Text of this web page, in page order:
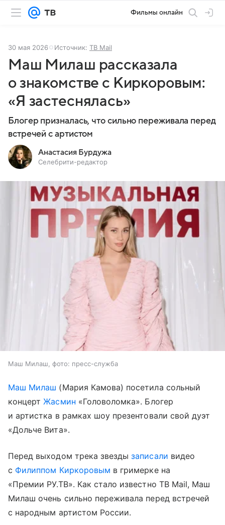
Фильмы онлайн
30 мая 2026 Источник: ТВ Mail
Маш Милаш рассказала
о знакомстве с Киркоровым:
«Я застеснялась»
Блогер призналась, что сильно переживала перед
встречей с артистом
Анастасия Бурдужа
Селебрити-редактор
Маш Милаш, фото: пресс-служба
Маш Милаш (Мария Камова) посетила сольный
концерт Жасмин «Головоломка». Блогер
и артистка в рамках шоу презентовали свой дуэт
«Дольче Вита».
Перед выходом трека звездызаписали видео
с Филиппом Киркоровым в гримерке на
«Премии РУ.ТВ». Как стало известно ТВ Mail, Маш
Милаш очень сильно переживала перед встречей
с народным артистом России.